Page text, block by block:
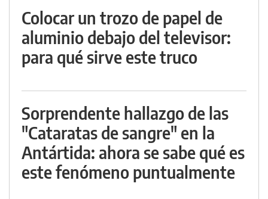
Colocar un trozo de papel de
aluminio debajo del televisor:
para qué sirve este truco
Sorprendente hallazgo de las
"Cataratas de sangre" en la
Antártida: ahora se sabe qué es
este fenómeno puntualmente